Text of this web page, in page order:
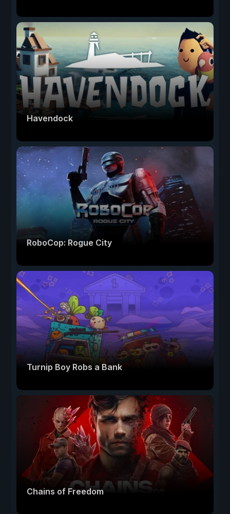
Havendock
RoboCop: Rogue City
Turnip Boy Robs a Bank
Chains of Freedom